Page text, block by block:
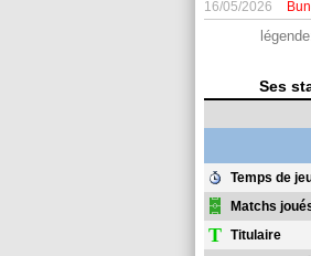
16/05/2026
Ses
Temps de
Matchs
T Titulaire